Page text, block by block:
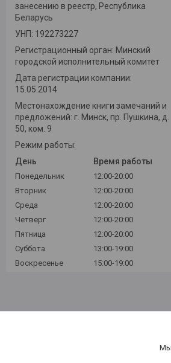
занесению в реестр, Республика
Беларусь
УНП: 192273227
Регистрационный орган: Минский
городской исполнительный комитет
Дата регистрации компании:
15.05.2014
Местонахождение книги замечаний и
предложений: г. Минск, пр. Пушкина, д.
50, ком. 9
Режим работы:
День
Время работы
Понедельник
12:00-20:00
Вторник
12:00-20:00
Среда
12:00-20:00
Четверг
12:00-20:00
Пятница
12:00-20:00
Суббота
13:00-19:00
Воскресенье
15:00-19:00
Мы